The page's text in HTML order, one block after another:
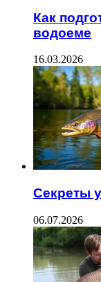
Как
водоеме
16.03.2026
Секреты
06.07.2026